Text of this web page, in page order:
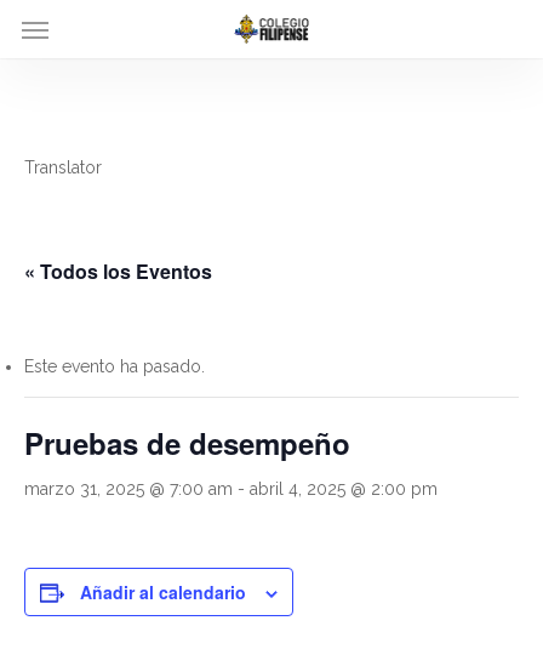
Translator
« Todos los Eventos
Este evento ha pasado.
Pruebas de desempeño
marzo 31, 2025 @ 7:00 am - abril 4, 2025 @ 2:00 pm
Añadir al calendario